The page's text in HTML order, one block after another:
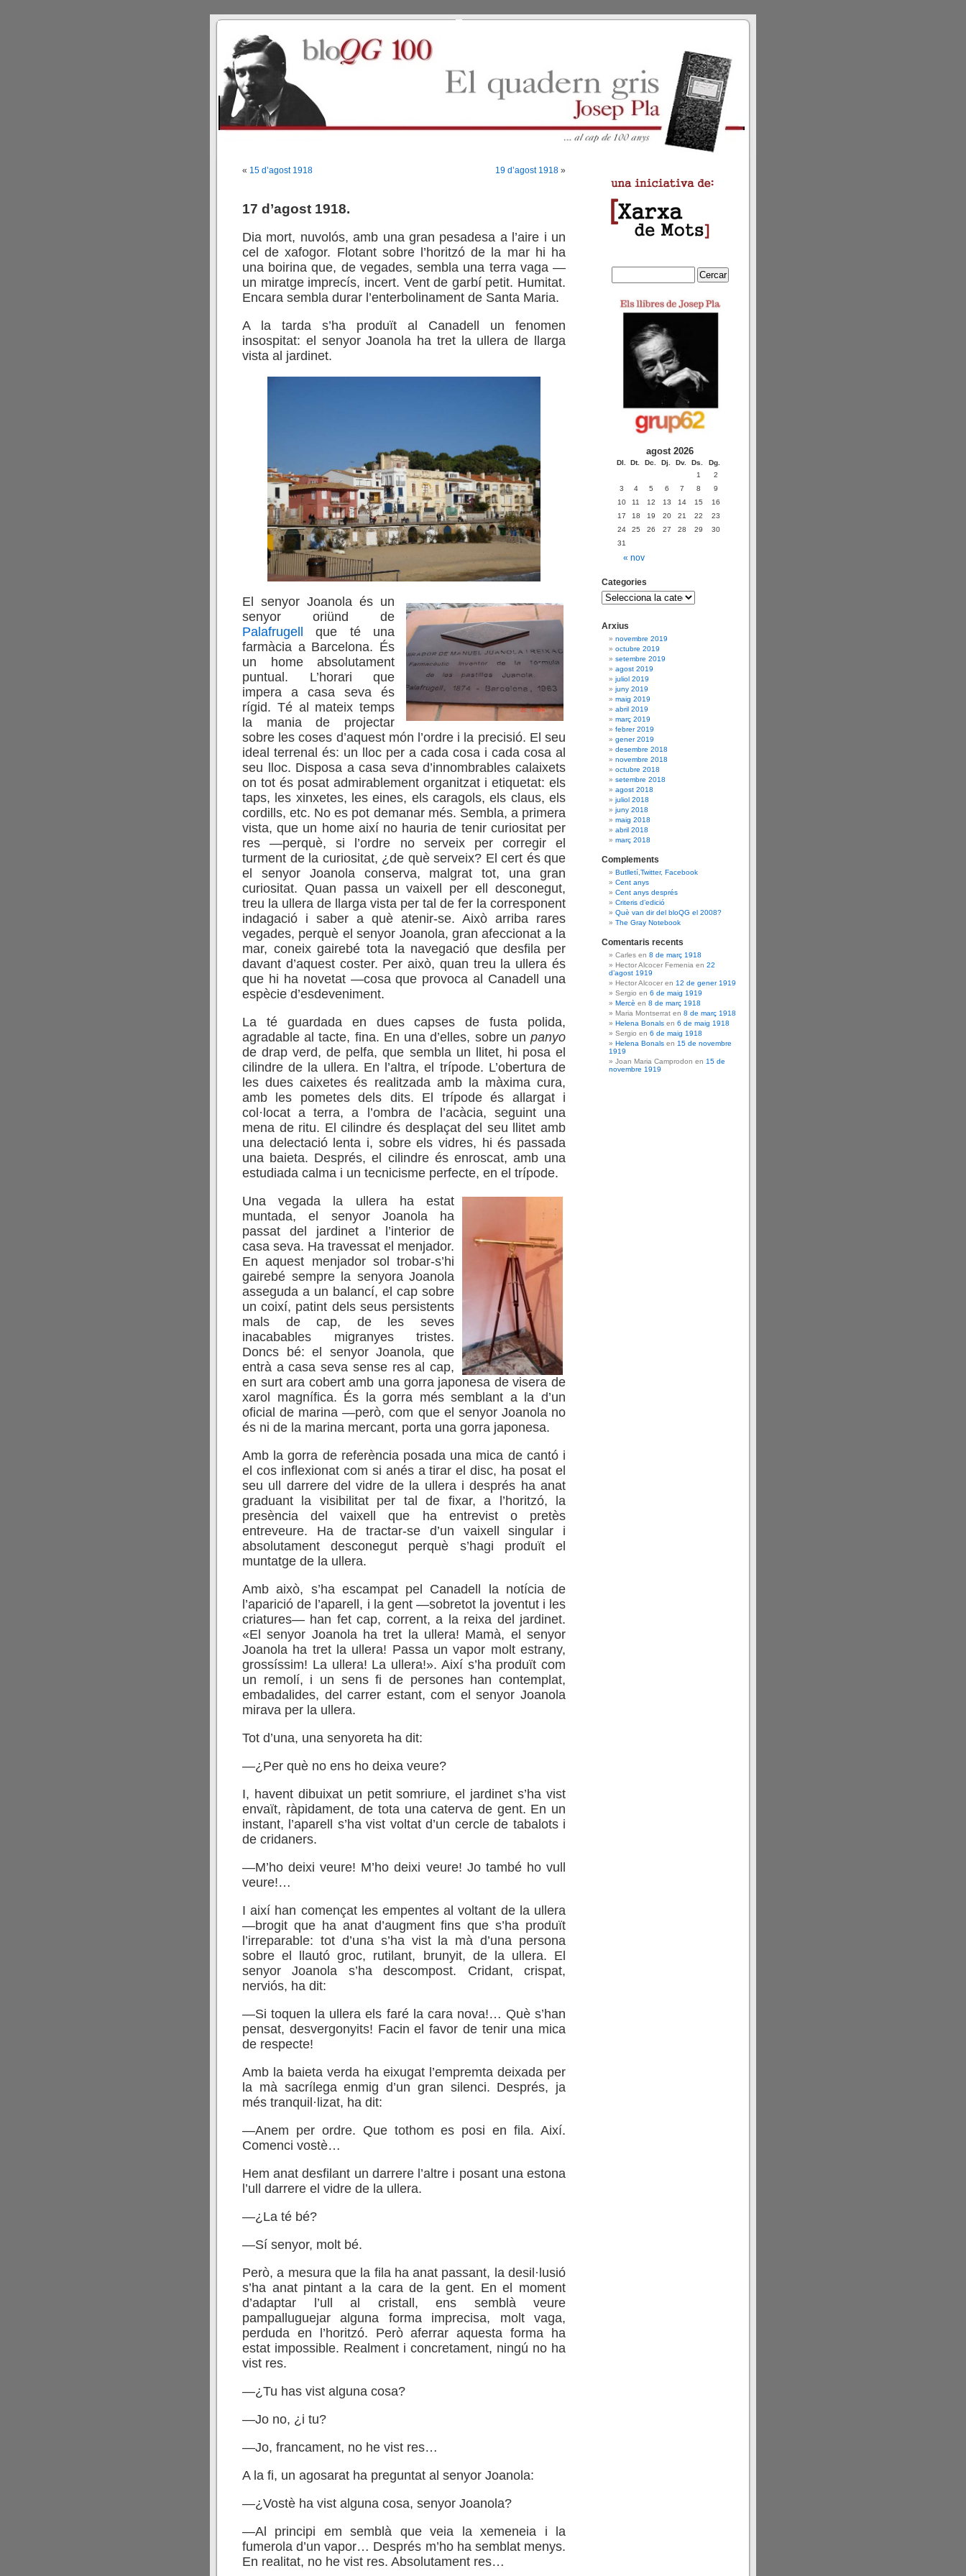
« 15 d’agost 1918 19 d’agost 1918 »
17 d’agost 1918.
Dia mort, nuvolós, amb una gran pesadesa a l’aire i un
cel de xafogor. Flotant sobre l’horitzó de la mar hi ha
una boirina que, de vegades, sembla una terra vaga —
un miratge imprecís, incert. Vent de garbí petit. Humitat.
Encara sembla durar l’enterbolinament de Santa Maria.
A la tarda s’ha produït al Canadell un fenomen
insospitat: el senyor Joanola ha tret la ullera de llarga
vista al jardinet.
El senyor Joanola és un
senyor oriünd de
Palafrugellque té una
farmàcia a Barcelona. És
un home absolutament
puntual. L’horari que
impera a casa seva és
rígid. Té al mateix temps
la mania de projectar
sobre les coses d’aquest món l’ordre i la precisió. El seu
ideal terrenal és: un lloc per a cada cosa i cada cosa al
seu lloc. Disposa a casa seva d’innombrables calaixets
on tot és posat admirablement organitzat i etiquetat: els
taps, les xinxetes, les eines, els caragols, els claus, els
cordills, etc. No es pot demanar més. Sembla, a primera
vista, que un home així no hauria de tenir curiositat per
res —perquè, si l’ordre no serveix per corregir el
turment de la curiositat, ¿de què serveix? El cert és que
el senyor Joanola conserva, malgrat tot, una gran
curiositat. Quan passa un vaixell per ell desconegut,
treu la ullera de llarga vista per tal de fer la corresponent
indagació i saber a què atenir-se. Això arriba rares
vegades, perquè el senyor Joanola, gran afeccionat a la
mar, coneix gairebé tota la navegació que desfila per
davant d’aquest coster. Per això, quan treu la ullera és
que hi ha novetat —cosa que provoca al Canadell una
espècie d’esdeveniment.
La té guardada en dues capses de fusta polida,
agradable al tacte, fina. En una d’elles, sobre un panyo
de drap verd, de pelfa, que sembla un llitet, hi posa el
cilindre de la ullera. En l’altra, el trípode. L’obertura de
les dues caixetes és realitzada amb la màxima cura,
amb les pometes dels dits. El trípode és allargat i
col·locat a terra, a l’ombra de l’acàcia, seguint una
mena de ritu. El cilindre és desplaçat del seu llitet amb
una delectació lenta i, sobre els vidres, hi és passada
una baieta. Després, el cilindre és enroscat, amb una
estudiada calma i un tecnicisme perfecte, en el trípode.
Una vegada la ullera ha estat
muntada, el senyor Joanola ha
passat del jardinet a l’interior de
casa seva. Ha travessat el menjador.
En aquest menjador sol trobar-s’hi
gairebé sempre la senyora Joanola
asseguda a un balancí, el cap sobre
un coixí, patint dels seus persistents
mals de cap, de les seves
inacabables migranyes tristes.
Doncs bé: el senyor Joanola, que
entrà a casa seva sense res al cap,
en surt ara cobert amb una gorra japonesa de visera de
xarol magnífica. És la gorra més semblant a la d’un
oficial de marina —però, com que el senyor Joanola no
és ni de la marina mercant, porta una gorra japonesa.
Amb la gorra de referència posada una mica de cantó i
el cos inflexionat com si anés a tirar el disc, ha posat el
seu ull darrere del vidre de la ullera i després ha anat
graduant la visibilitat per tal de fixar, a l’horitzó, la
presència del vaixell que ha entrevist o pretès
entreveure. Ha de tractar-se d’un vaixell singular i
absolutament desconegut perquè s’hagi produït el
muntatge de la ullera.
Amb això, s’ha escampat pel Canadell la notícia de
l’aparició de l’aparell, i la gent —sobretot la joventut i les
criatures— han fet cap, corrent, a la reixa del jardinet.
«El senyor Joanola ha tret la ullera! Mamà, el senyor
Joanola ha tret la ullera! Passa un vapor molt estrany,
grossíssim! La ullera! La ullera!». Així s’ha produït com
un remolí, i un sens fi de persones han contemplat,
embadalides, del carrer estant, com el senyor Joanola
mirava per la ullera.
Tot d’una, una senyoreta ha dit:
—¿Per què no ens ho deixa veure?
I, havent dibuixat un petit somriure, el jardinet s’ha vist
envaït, ràpidament, de tota una caterva de gent. En un
instant, l’aparell s’ha vist voltat d’un cercle de tabalots i
de cridaners.
—M’ho deixi veure! M’ho deixi veure! Jo també ho vull
veure!…
I així han començat les empentes al voltant de la ullera
—brogit que ha anat d’augment fins que s’ha produït
l’irreparable: tot d’una s’ha vist la mà d’una persona
sobre el llautó groc, rutilant, brunyit, de la ullera. El
senyor Joanola s’ha descompost. Cridant, crispat,
nerviós, ha dit:
—Si toquen la ullera els faré la cara nova!… Què s’han
pensat, desvergonyits! Facin el favor de tenir una mica
de respecte!
Amb la baieta verda ha eixugat l’empremta deixada per
la mà sacrílega enmig d’un gran silenci. Després, ja
més tranquil·lizat, ha dit:
—Anem per ordre. Que tothom es posi en fila. Així.
Comenci vostè…
Hem anat desfilant un darrere l’altre i posant una estona
l’ull darrere el vidre de la ullera.
—¿La té bé?
—Sí senyor, molt bé.
Però, a mesura que la fila ha anat passant, la desil·lusió
s’ha anat pintant a la cara de la gent. En el moment
d’adaptar l’ull al cristall, ens semblà veure
pampalluguejar alguna forma imprecisa, molt vaga,
perduda en l’horitzó. Però aferrar aquesta forma ha
estat impossible. Realment i concretament, ningú no ha
vist res.
—¿Tu has vist alguna cosa?
—Jo no, ¿i tu?
—Jo, francament, no he vist res…
A la fi, un agosarat ha preguntat al senyor Joanola:
—¿Vostè ha vist alguna cosa, senyor Joanola?
—Al principi em semblà que veia la xemeneia i la
fumerola d’un vapor… Després m’ho ha semblat menys.
En realitat, no he vist res. Absolutament res…
agost 2026
Dl. Dt. Dc. Dj. Dv. Ds. Dg.
« nov
1
2
3
4 5 6 7 8
9
10
11 12 13 14 15
16
17
18 19 20 21 22
23
24
25 26 27 28 29
30
31
Categories
Arxius
novembre 2019
octubre 2019
setembre 2019
agost 2019
juliol 2019
juny 2019
maig 2019
abril 2019
març 2019
febrer 2019
gener 2019
desembre 2018
novembre 2018
octubre 2018
setembre 2018
agost 2018
juliol 2018
juny 2018
maig 2018
abril 2018
març 2018
Complements
Butlletí,Twitter, Facebook
Cent anys
Cent anys després
Criteris d’edició
Què van dir del bloQG el 2008?
The Gray Notebook
Comentaris recents
Carles en 8 de març 1918
Hector Alcocer Femenia en 22
d’agost 1919
Hector Alcocer en 12 de gener 1919
Sergio en 6 de maig 1919
Mercè en 8 de març 1918
Maria Montserrat en 8 de març 1918
Helena Bonals en 6 de maig 1918
Sergio en 6 de maig 1918
Helena Bonals en 15 de novembre
1919
Joan Maria Camprodon en 15 de
novembre 1919